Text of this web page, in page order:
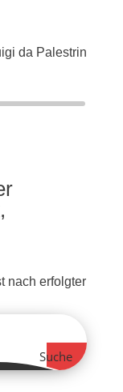
da Palestrina
nach erfolgter
Suche